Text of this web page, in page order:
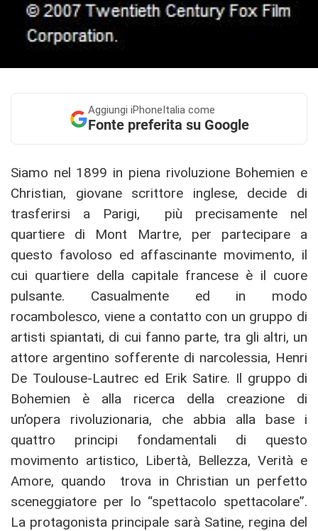
Aggiungi iPhoneItalia come
Fonte preferita su Google
Siamo nel 1899 in piena rivoluzione Bohemien e
Christian, giovane scrittore inglese, decide di
trasferirsi a Parigi, più precisamente nel
quartiere di Mont Martre, per partecipare a
questo favoloso ed affascinante movimento, il
cui quartiere della capitale francese è il cuore
pulsante. Casualmente ed in modo
rocambolesco, viene a contatto con un gruppo di
artisti spiantati, di cui fanno parte, tra gli altri, un
attore argentino sofferente di narcolessia, Henri
De Toulouse-Lautrec ed Erik Satire. Il gruppo di
Bohemien è alla ricerca della creazione di
un’opera rivoluzionaria, che abbia alla base i
quattro principi fondamentali di questo
movimento artistico, Libertà, Bellezza, Verità e
Amore, quando trova in Christian un perfetto
sceneggiatore per lo “spettacolo spettacolare”.
La protagonista principale sarà Satine, regina del